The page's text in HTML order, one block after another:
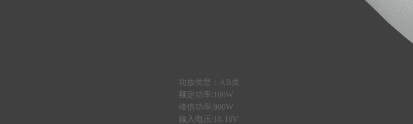
功放类型：AB类
额定功率:100W
峰值功率:900W
输入电压:10-16V